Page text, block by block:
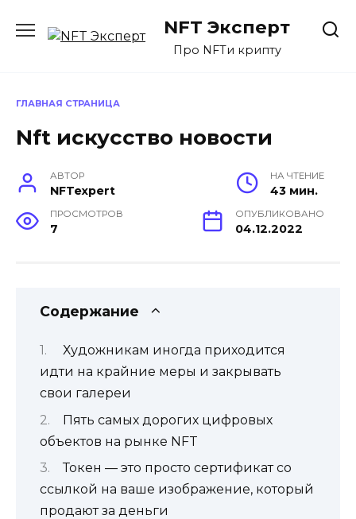
содержанию
NFT Эксперт
Про NFTи крипту
ГЛАВНАЯ СТРАНИЦА
Nft искусство новости
АВТОР
NFTexpert
НА ЧТЕНИЕ
43 мин.
ПРОСМОТРОВ
7
ОПУБЛИКОВАНО
04.12.2022
Содержание
Художникам иногда приходится
идти на крайние меры и закрывать
свои галереи
Пять самых дорогих цифровых
объектов на рынке NFT
Токен — это просто сертификат со
ссылкой на ваше изображение, который
продают за деньги